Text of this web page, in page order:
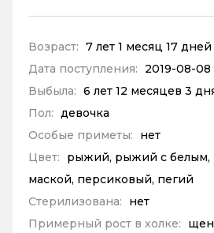
Возраст: 7 лет 1 месяц 17 дней
Дата поступления:
2019-08-08
Выбыла: 6 лет 12 месяцев 3
Пол: девочка
Особые приметы:
нет
Цвет:
рыжий, рыжий с белым,
маской, персиковый, пегий
Стерилизована:
нет
Примерный рост в холке: